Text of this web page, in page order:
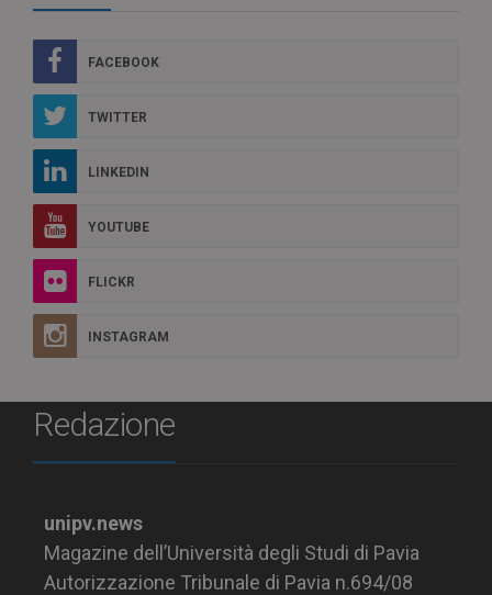
FACEBOOK
TWITTER
LINKEDIN
YOUTUBE
FLICKR
INSTAGRAM
Redazione
unipv.news
Magazine dell’Università degli Studi di Pavia
Autorizzazione Tribunale di Pavia n.694/08